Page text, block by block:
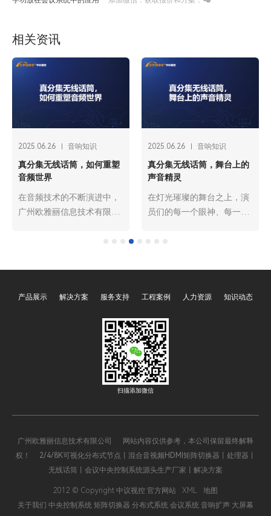
相关资讯
2025.06.26 音响知识
真分集无线话筒，如何重塑
音频世界
在音频技术的不断演进中，
广州欧雅丽信息技术有限公
二UT-1820S，一拖四UT-
以其卓越的性能和创新的技
未有的变革，重塑着我们对
声音传输和接收的认知。
2025.06.26 音响知识
真分集无线话筒，舞台上的
声音精灵
在灯光璀璨的舞台之上，演
员们的每一个眼神、每一个
台表演中，无线话筒早已成
演者摆脱了线缆的束缚，能
力。广州欧雅丽信息技术有
限公司oyalee中议视控的真
分集无线话筒“UT-1820，
UT-1840，UT-188
产品展示 解决方案 服务支持 工程案例 人力资源 知识动态
扫描添加微信
广州欧雅丽信息技术有限公司 网站内容仅供参考，本公司保留最终解释
权！ 2/4/8K可视化分布式节点丨混合音视频HDMI矩阵切换器丨处理器丨
无线话筒丨会议中央控制系统源头生产厂家丨解决方案
2012 © Copyright 中议视控 官方网站 XML
地图
关于我们 中央控制系统 矩阵切换器 分布式系统 会议系统 音响扩声 大屏幕